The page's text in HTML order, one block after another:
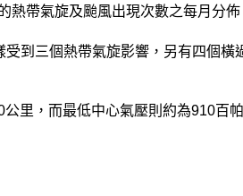
熱帶氣旋及颱風出現次數之每月分佈
到三個熱帶氣旋影響，另有四個橫
里，而最低中心氣壓則約為910百